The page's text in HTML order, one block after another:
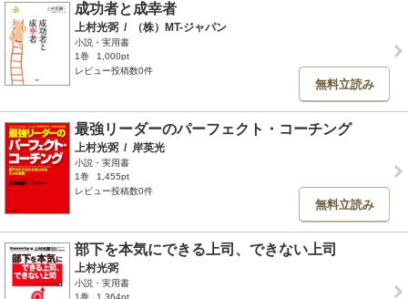
成功者と成幸者
上村光弼 / （株）MT-ジャパン
小説・実用書
1巻
1,000pt
レビュー投稿数0件
無料立読み
最強リーダーのパーフェクト・コーチング
上村光弼 / 岸英光
小説・実用書
1巻
1,455pt
レビュー投稿数0件
無料立読み
部下を本気にできる上司、できない上司
上村光弼
小説・実用書